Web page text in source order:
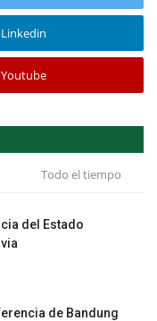
Linkedin
Youtube
Todo el tiempo
del Estado
de Bandung